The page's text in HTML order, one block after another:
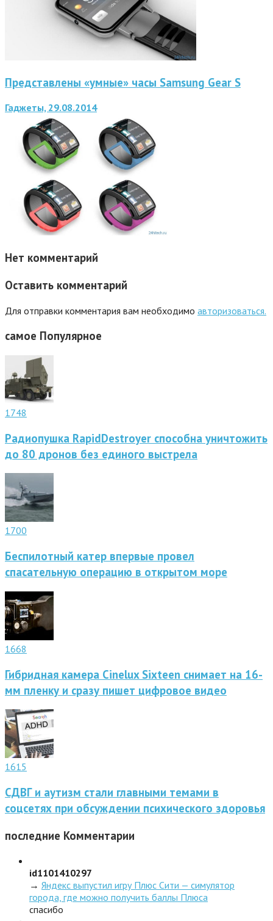
Представлены «умные» часы Samsung Gear S
Гаджеты, 29.08.2014
Нет комментарий
Оставить комментарий
Для отправки комментария вам необходимо авторизоваться.
самое Популярное
1748
Радиопушка RapidDestroyer способна уничтожить
до 80 дронов без единого выстрела
1700
Беспилотный катер впервые провел
спасательную операцию в открытом море
1668
Гибридная камера Cinelux Sixteen снимает на 16-
мм пленку и сразу пишет цифровое видео
1615
СДВГ и аутизм стали главными темами в
соцсетях при обсуждении психического здоровья
последние Комментарии
id1101410297
→ Яндекс выпустил игру Плюс Сити — симулятор
города, где можно получить баллы Плюса
спасибо